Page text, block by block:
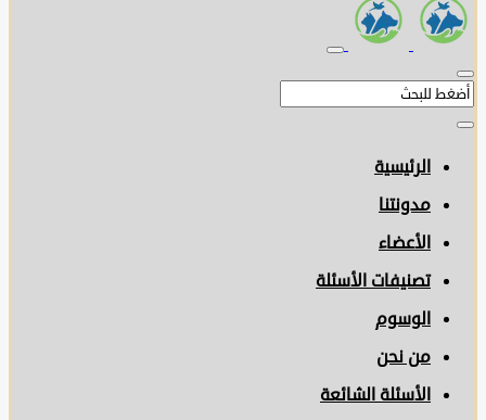
الرئيسية
مدونتنا
الأعضاء
تصنيفات الأسئلة
الوسوم
من نحن
الأسئلة الشائعة